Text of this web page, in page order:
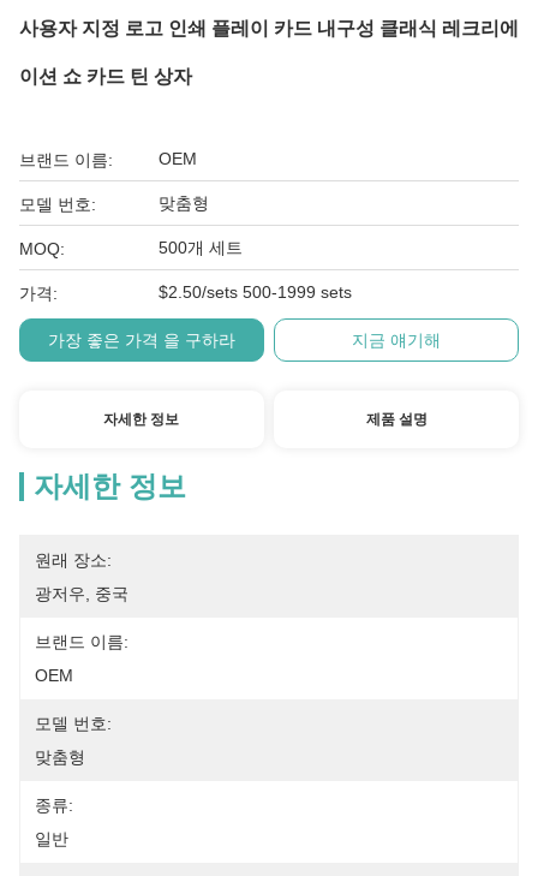
사용자 지정 로고 인쇄 플레이 카드 내구성 클래식 레크리에
이션 쇼 카드 틴 상자
브랜드 이름: OEM
모델 번호: 맞춤형
MOQ: 500개 세트
가격: $2.50/sets 500-1999 sets
가장 좋은 가격 을 구하라 지금 얘기해
자세한 정보 제품 설명
자세한 정보
원래 장소:
광저우, 중국
브랜드 이름:
OEM
모델 번호:
맞춤형
종류:
일반